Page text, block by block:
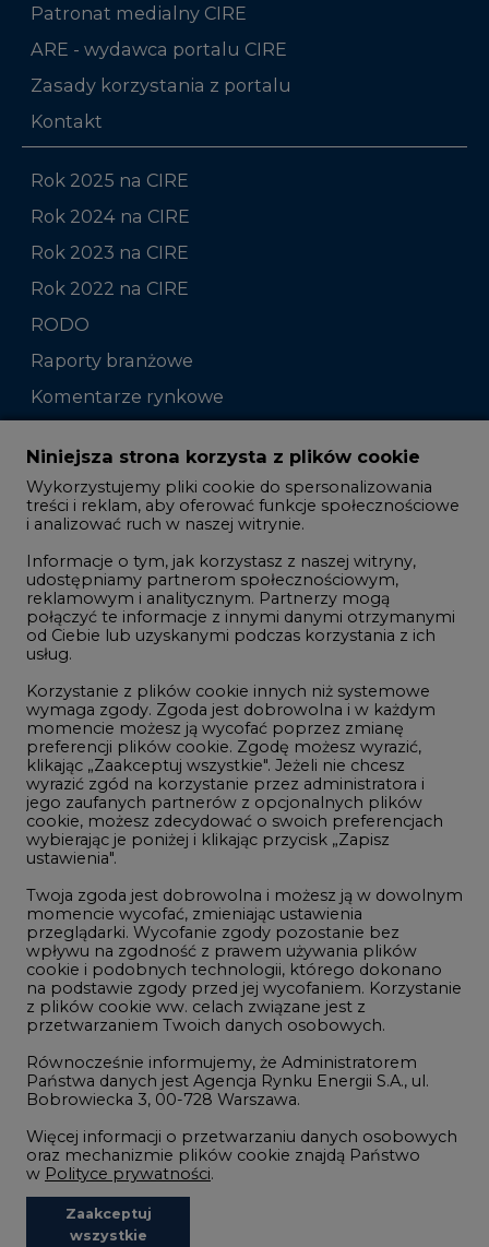
Patronat medialny CIRE
ARE - wydawca portalu CIRE
Zasady korzystania z portalu
Kontakt
Rok 2025 na CIRE
Rok 2024 na CIRE
Rok 2023 na CIRE
Rok 2022 na CIRE
RODO
Raporty branżowe
Komentarze rynkowe
Zmiany kadrowe na rynku
Studio CIRE
Rozmowy o energetyce
Gospodarka
Geopolityka
LTE450
Innowacje i AI
Telekomunikacja i IT
Handel emisjami CO2
Wodór
Górnictwo
Atom
Fotowoltaika
Offshore wind
Zielone samorządy
Zielona gospodarka
©2002- 2021 - 2026
Niniejsza strona korzysta z plików cookie
Wykorzystujemy pliki cookie do spersonalizowania
treści i reklam, aby oferować funkcje społecznościowe
i analizować ruch w naszej witrynie.
Informacje o tym, jak korzystasz z naszej witryny,
udostępniamy partnerom społecznościowym,
reklamowym i analitycznym. Partnerzy mogą
połączyć te informacje z innymi danymi otrzymanymi
od Ciebie lub uzyskanymi podczas korzystania z ich
usług.
Korzystanie z plików cookie innych niż systemowe
wymaga zgody. Zgoda jest dobrowolna i w każdym
momencie możesz ją wycofać poprzez zmianę
preferencji plików cookie. Zgodę możesz wyrazić,
klikając „Zaakceptuj wszystkie". Jeżeli nie chcesz
wyrazić zgód na korzystanie przez administratora i
jego zaufanych partnerów z opcjonalnych plików
cookie, możesz zdecydować o swoich preferencjach
wybierając je poniżej i klikając przycisk „Zapisz
ustawienia".
Twoja zgoda jest dobrowolna i możesz ją w dowolnym
momencie wycofać, zmieniając ustawienia
przeglądarki. Wycofanie zgody pozostanie bez
wpływu na zgodność z prawem używania plików
cookie i podobnych technologii, którego dokonano
na podstawie zgody przed jej wycofaniem. Korzystanie
z plików cookie ww. celach związane jest z
przetwarzaniem Twoich danych osobowych.
Równocześnie informujemy, że Administratorem
Państwa danych jest Agencja Rynku Energii S.A., ul.
Bobrowiecka 3, 00-728 Warszawa.
Więcej informacji o przetwarzaniu danych osobowych
oraz mechanizmie plików cookie znajdą Państwo
w Polityce prywatności.
Zaakceptuj
wszystkie